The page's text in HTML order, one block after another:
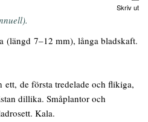
Skriv ut
(längd 7–12 mm), långa bladskaft.
ett, de första tredelade och flikiga,
dillika. Småplantor och
Kala.